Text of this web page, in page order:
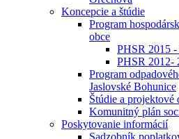
Koncepcie a štúdie
Program
obce
PHSR 2015 -
PHSR 2012-
Program
Jaslovské Bohunice
Štúdie a projektové
Komunitný plán
Poskytovanie informácií
Sadzobník